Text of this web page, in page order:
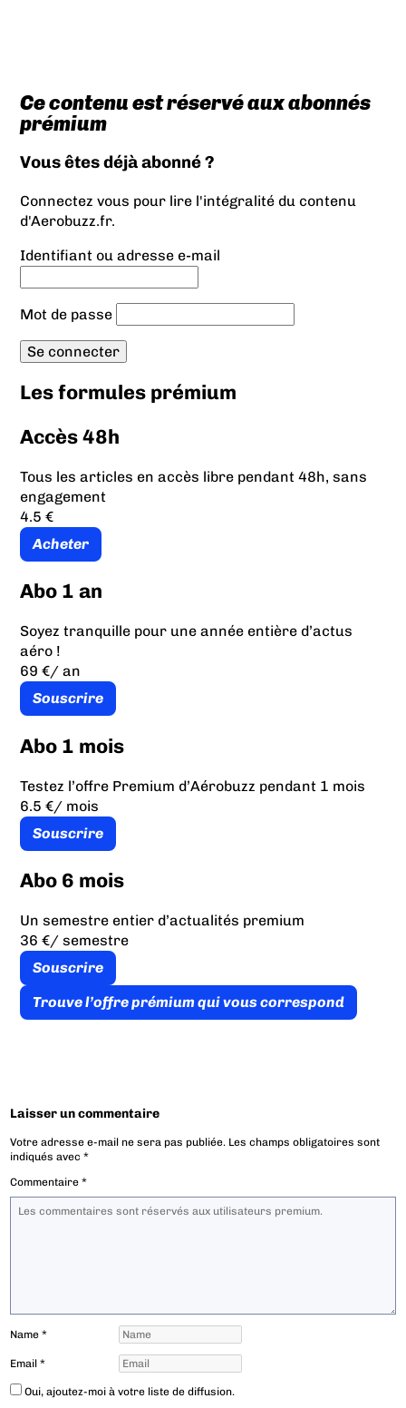
Ce contenu est réservé aux abonnés
prémium
Vous êtes déjà abonné ?
Connectez vous pour lire l'intégralité du contenu
d'Aerobuzz.fr.
Identifiant ou adresse e-mail
Mot de passe
Les formules prémium
Accès 48h
Tous les articles en accès libre pendant 48h, sans
engagement
4.5 €
Acheter
Abo 1 an
Soyez tranquille pour une année entière d’actus
aéro !
69 €/ an
Souscrire
Abo 1 mois
Testez l’offre Premium d’Aérobuzz pendant 1 mois
6.5 €/ mois
Souscrire
Abo 6 mois
Un semestre entier d’actualités premium
36 €/ semestre
Souscrire
Trouve l’offre prémium qui vous correspond
Laisser un commentaire
Votre adresse e-mail ne sera pas publiée. Les champs obligatoires sont
indiqués avec*
Commentaire*
Name*
Email*
Oui, ajoutez-moi à votre liste de diffusion.